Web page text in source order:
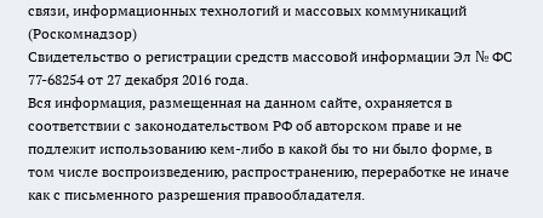
связи, информационных технологий и массовых коммуникаций
(Роскомнадзор)
Свидетельство о регистрации средств массовой информации Эл № ФС
77-68254 от 27 декабря 2016 года.
Вся информация, размещенная на данном сайте, охраняется в
соответствии с законодательством РФ об авторском праве и не
подлежит использованию кем-либо в какой бы то ни было форме, в
том числе воспроизведению, распространению, переработке не иначе
как с письменного разрешения правообладателя.